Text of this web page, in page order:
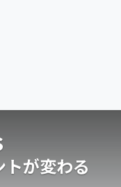
トが変わる